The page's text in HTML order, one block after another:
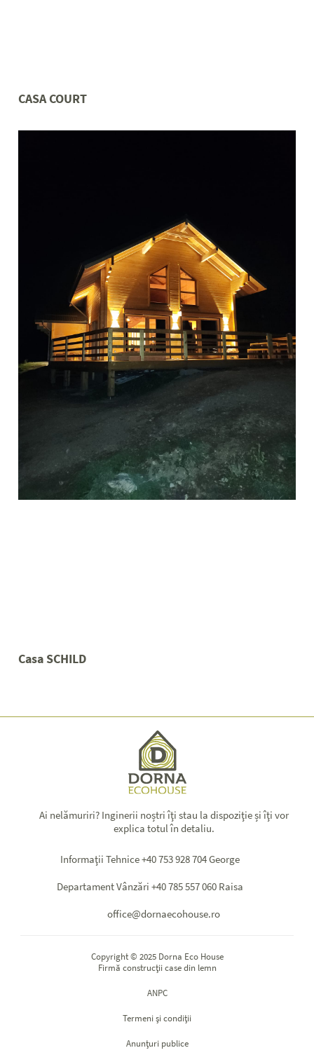
CASA COURT
Casa SCHILD
Ai nelămuriri? Inginerii noștri îţi stau la dispoziţie și îţi vor
explica totul în detaliu.
Informaţii Tehnice +40 753 928 704 George
Departament Vânzări +40 785 557 060 Raisa
office@dornaecohouse.ro
Copyright © 2025 Dorna Eco House
Firmă construcţii case din lemn
ANPC
Termeni și condiții
Anunțuri publice